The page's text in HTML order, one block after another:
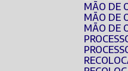
MÃO
MÃO
MÃO